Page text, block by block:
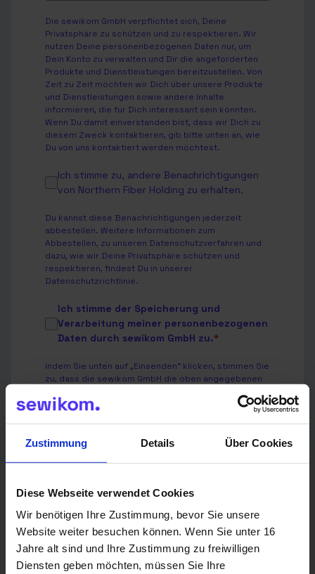
Zustimmung Details Über Cookies
Diese Webseite verwendet Cookies
Wir benötigen Ihre Zustimmung, bevor Sie unsere
Website weiter besuchen können. Wenn Sie unter 16
Jahre alt sind und Ihre Zustimmung zu freiwilligen
Diensten geben möchten, müssen Sie Ihre
Die sewikom GmbH verpflichtet sich, Deine
Privatsphäre zu schützen und zu respektieren. Wir
nutzen Deine personenbezogenen Daten nur, um
Dein Konto zu verwalten und Dir die angeforderten
Produkte und Dienstleistungen bereitzustellen. Von
Zeit zu Zeit möchten wir Dich über unsere Produkte
und Dienstleistungen sowie andere Inhalte
informieren, die für Dich interessant sein könnten.
Wenn Du damit einverstanden bist, dass wir Dich zu
diesem Zweck kontaktieren, gib bitte unten an, wie
Du von uns kontaktiert werden möchtest.
Ich stimme zu, andere Benachrichtigungen
von Northern Fiber Holding zu erhalten.
Du kannst diese Benachrichtigungen jederzeit
abbestellen. Weitere Informationen zum
Abbestellen, zu unseren Datenschutzverfahren und
dazu, wie wir Deine Privatsphäre schützen und
respektieren, findest Du in unserer
Datenschutzrichtlinie.
Ich stimme der Speicherung und
Verarbeitung meiner personenbezogenen
Daten durch sewikom GmbH zu.*
Indem Sie unten auf „Einsenden“ klicken, stimmen Sie
zu, dass die sewikom GmbH die oben angegebenen
verarbeitet, um Ihnen die angeforderten Inhalte
Wir verwenden Deine Angaben zweckgebunden zur
Datenschutzerklärung.